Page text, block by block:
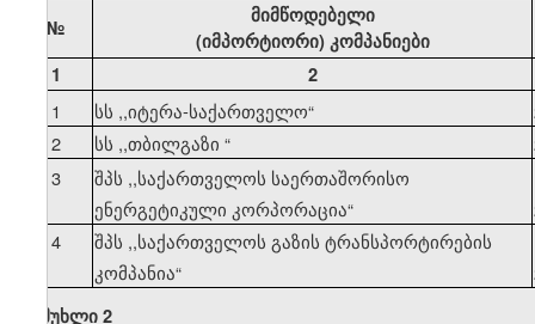
№
მიმწოდებელი
(იმპორტიორი) კომპანიები
1
2
1
სს ,,იტერა-საქართველო“
2
სს ,,თბილგაზი “
3
შპს ,,საქართველოს საერთაშორისო
ენერგეტიკული კორპორაცია“
4
შპს ,,საქართველოს გაზის ტრანსპორტირების
კომპანია“
მუხლი 2